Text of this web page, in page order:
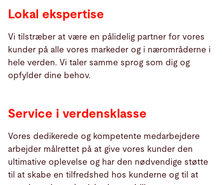
Lokal ekspertise
Vi tilstræber at være en pålidelig partner for vores
kunder på alle vores markeder og i nærområderne i
hele verden. Vi taler samme sprog som dig og
opfylder dine behov.
Service i verdensklasse
Vores dedikerede og kompetente medarbejdere
arbejder målrettet på at give vores kunder den
ultimative oplevelse og har den nødvendige støtte
til at skabe en tilfredshed hos kunderne og til at